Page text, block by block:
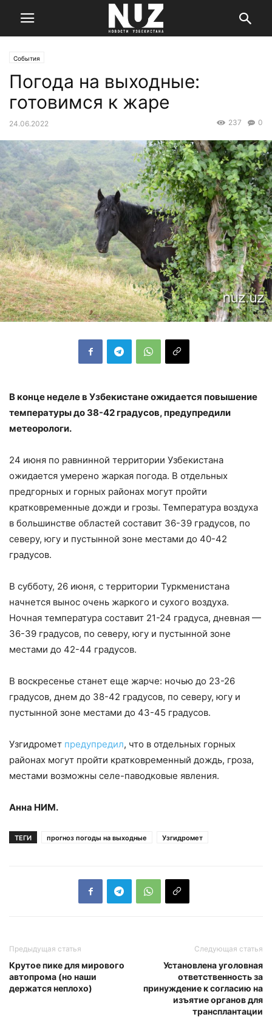
События
Погода на выходные:
готовимся к жаре
24.06.2022 0
237
В конце неделе в Узбекистане ожидается повышение
температуры до 38-42 градусов, предупредили
метеорологи.
24 июня по равнинной территории Узбекистана
ожидается умерено жаркая погода. В отдельных
предгорных и горных районах могут пройти
кратковременные дожди и грозы. Температура воздуха
в большинстве областей составит 36-39 градусов, по
северу, югу и пустынной зоне местами до 40-42
градусов.
В субботу, 26 июня, с территории Туркменистана
начнется вынос очень жаркого и сухого воздуха.
Ночная температура составит 21-24 градуса, дневная —
36-39 градусов, по северу, югу и пустынной зоне
местами до 42-44 градусов.
В воскресенье станет еще жарче: ночью до 23-26
градусов, днем до 38-42 градусов, по северу, югу и
пустынной зоне местами до 43-45 градусов.
Узгидромет предупредил, что в отдельных горных
районах могут пройти кратковременный дождь, гроза,
местами возможны селе-паводковые явления.
Анна НИМ.
ТЕГИ прогноз погоды на выходные Узгидромет
Предыдущая статья
Крутое пике для мирового
автопрома (но наши
держатся неплохо)
Следующая статья
Установлена уголовная
ответственность за
принуждение к согласию на
изъятие органов для
трансплантации